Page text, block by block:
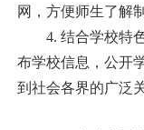
网，方便师生了解
4. 结合学校特
布学校信息，公开
到社会各界的广泛